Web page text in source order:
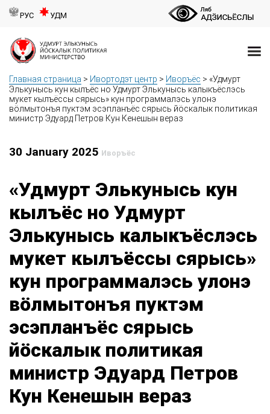
РУС УДМ
Главная страница > Ивортодэт центр > Иворъёс > «Удмурт
Элькунысь кун кылъёс но Удмурт Элькунысь калыкъёслэсь
мукет кылъёссы сярысь» кун программалэсь улонэ
вӧлмытонъя пуктэм эсэпланъёс сярысь йӧскалык политикая
министр Эдуард Петров Кун Кенешын вераз
30 January 2025 Иворъёс
«Удмурт Элькунысь кун
кылъёс но Удмурт
Элькунысь калыкъёслэсь
мукет кылъёссы сярысь»
кун программалэсь улонэ
вӧлмытонъя пуктэм
эсэпланъёс сярысь
йӧскалык политикая
министр Эдуард Петров
Кун Кенешын вераз